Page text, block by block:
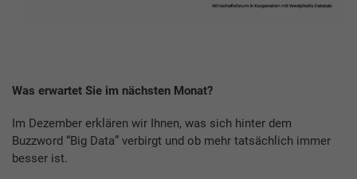
Was erwartet Sie im nächsten Monat?
Im Dezember erklären wir Ihnen, was sich hinter dem
Buzzword “Big Data” verbirgt und ob mehr tatsächlich immer
besser ist.